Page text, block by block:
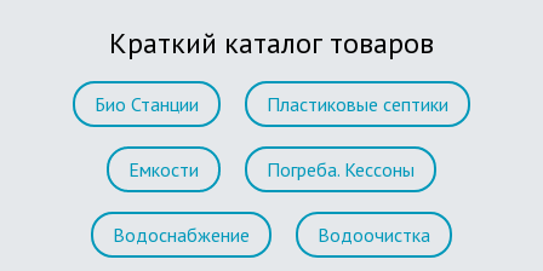
Краткий каталог товаров
Био Станции Пластиковые септики
Емкости Погреба. Кессоны
Водоснабжение Водоочистка